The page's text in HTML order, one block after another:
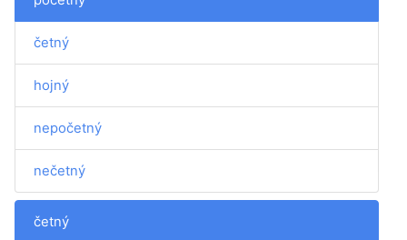
četný
hojný
nepočetný
nečetný
četný